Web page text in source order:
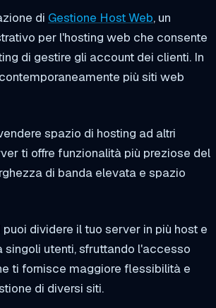
di Gestione Host Web, un
per l'hosting web che consente
di gestire gli account dei clienti. In
più siti web
spazio di hosting ad altri
ti offre funzionalità più preziose del
di banda elevata e spazio
dividere il tuo server in più host e
singoli utenti, sfruttando l'accesso
ti fornisce maggiore flessibilità e
di diversi siti.